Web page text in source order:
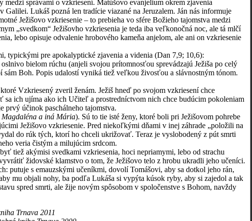
správami o vzkriesení. Matúšovo evanjelium okrem zjavenia
Lukáš pozná len tradície viazané na Jeruzalem. Ján nás informuje
Ježišovo vzkriesenie – to prebieha vo sfére Božieho tajomstva medzi
„svedkom“ Ježišovho vzkriesenia je teda iba veľkonočná noc, ale tá mlčí
lebo opisuje odvalenie hrobového kameňa anjelom, ale ani on vzkriesenie
typickými pre apokalyptické zjavenia a videnia (Dan 7,9; 10,6):
bielom rúchu (anjeli svojou prítomnosťou sprevádzajú Ježiša po celý
Boh. Popis udalostí vyniká tiež veľkou živosťou a slávnostným tónom.
Vzkriesený zveril ženám. Ježiš hneď po svojom vzkriesení chce
ich ujíma ako ich Učiteľ a prostredníctvom nich chce budúcim pokoleniam
účinok paschálneho tajomstva.
a iná Mária). Sú to tie isté ženy, ktoré boli pri Ježišovom pohrebe
Ježišovo vzkriesenie. Pred niekoľkými dňami v inej záhrade „položili na
do rúk tých, ktorí ho chceli ukrižovať. Teraz je vyslobodený z pút smrti
veria čistým a milujúcim srdcom.
tiež akýmisi svedkami vzkriesenia, hoci nepriamymi, lebo od strachu
židovské klamstvo o tom, že Ježišovo telo z hrobu ukradli jeho učeníci.
putuje s emauzskými učeníkmi, dovolí Tomášovi, aby sa dotkol jeho rán,
mu objali nohy, ba podľa Lukáša si vypýta kúsok ryby, aby si zajedol a tak
spred smrti, ale žije novým spôsobom v spoločenstve s Bohom, navždy
Trnava 2011